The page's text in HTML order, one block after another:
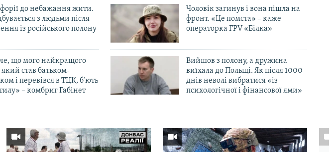
до небажання жити.
з людьми після
із російського полону
Чоловік загинув і вона пішла на
фронт. «Це помста» – каже
операторка FPV «Білка»
що мого найкращого
який став батьком-
і перевівся в ТЦК, б’ють
– комбриг Габінет
Вийшов з полону, а дружина
виїхала до Польщі. Як після 1000
днів неволі вибратися «із
психологічної і фінансової ями»